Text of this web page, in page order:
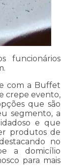
funcionários
com a Buffet
crepe evento,
que são
segmento, a
e que
produtos de
no
a domicílio
para mais